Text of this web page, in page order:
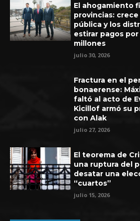
Experiencia de seis años en UEFA
El ahogamiento
provincias:
pública y los
estirar pagos
millones
julio 30, 2026
Fractura en el
bonaerense:
faltó al acto de
Kicillof armó su
con Alak
julio 27, 2026
El teorema de
una ruptura del
desatar una
“cuartos”
julio 15, 2026